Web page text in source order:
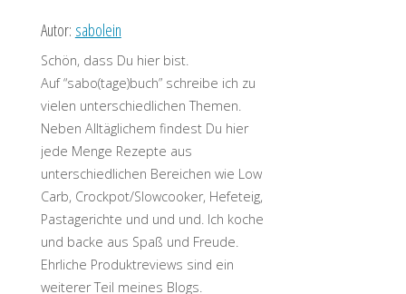
Autor: sabolein
Schön, dass Du hier bist.
Auf “sabo(tage)buch” schreibe ich zu
vielen unterschiedlichen Themen.
Neben Alltäglichem findest Du hier
jede Menge Rezepte aus
unterschiedlichen Bereichen wie Low
Carb, Crockpot/Slowcooker, Hefeteig,
Pastagerichte und und und. Ich koche
und backe aus Spaß und Freude.
Ehrliche Produktreviews sind ein
weiterer Teil meines Blogs.